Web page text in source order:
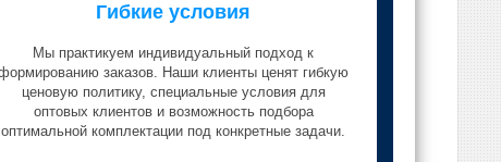
Гибкие условия
Мы практикуем индивидуальный подход к
заказов. Наши клиенты ценят гибкую
ценовую политику, специальные условия для
оптовых клиентов и возможность подбора
оптимальной комплектации под конкретные задачи.